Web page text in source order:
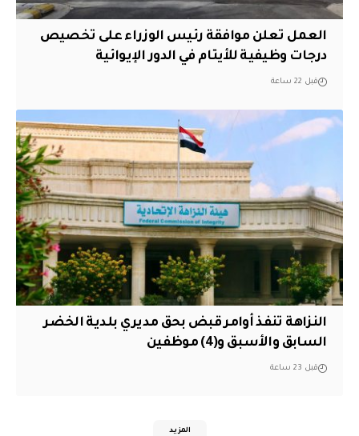
العمل تعلن موافقة رئيس الوزراء على تخصيص
درجات وظيفية للأيتام في الدور الإيوائية
قبل 22 ساعة
النزاهة تنفذ أوامر قبض بحق مديري بلدية الخضر
السابق والأسبق و(4) موظفين
قبل 23 ساعة
المزيد